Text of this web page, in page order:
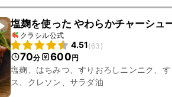
塩麹を使った やわらかチャーシュ
クラシル公式
4.51(63 )
70分 600円
塩麹、はちみつ、すりおろしニンニク、
ス、クレソン、サラダ油